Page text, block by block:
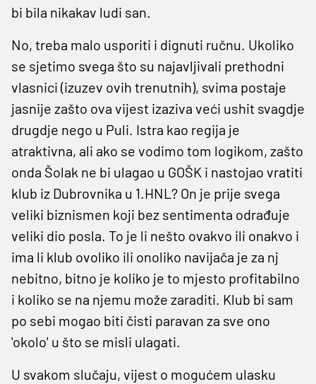
bi bila nikakav ludi san.
No, treba malo usporiti i dignuti ručnu. Ukoliko
se sjetimo svega što su najavljivali prethodni
vlasnici (izuzev ovih trenutnih), svima postaje
jasnije zašto ova vijest izaziva veći ushit svagdje
drugdje nego u Puli. Istra kao regija je
atraktivna, ali ako se vodimo tom logikom, zašto
onda Šolak ne bi ulagao u GOŠK i nastojao vratiti
klub iz Dubrovnika u 1.HNL? On je prije svega
veliki biznismen koji bez sentimenta odrađuje
veliki dio posla. To je li nešto ovakvo ili onakvo i
ima li klub ovoliko ili onoliko navijača je za nj
nebitno, bitno je koliko je to mjesto profitabilno
i koliko se na njemu može zaraditi. Klub bi sam
po sebi mogao biti čisti paravan za sve ono
'okolo' u što se misli ulagati.
U svakom slučaju, vijest o mogućem ulasku